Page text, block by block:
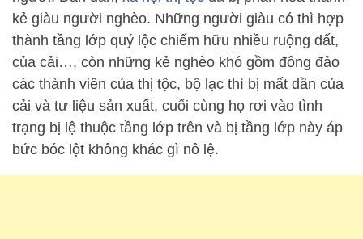
kẻ giàu người nghèo. Những người giàu có thì hợp
thành tầng lớp quý lộc chiếm hữu nhiều ruộng đất,
của cải…, còn những kẻ nghèo khó gồm đông đảo
các thành viên của thị tộc, bộ lạc thì bị mất dần của
cải và tư liệu sản xuất, cuối cùng họ rơi vào tình
trạng bị lệ thuộc tầng lớp trên và bị tầng lớp này áp
bức bóc lột không khác gì nô lệ.